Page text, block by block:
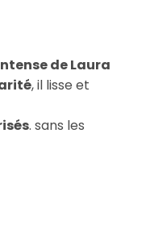
de Laura
, il lisse et
. sans les